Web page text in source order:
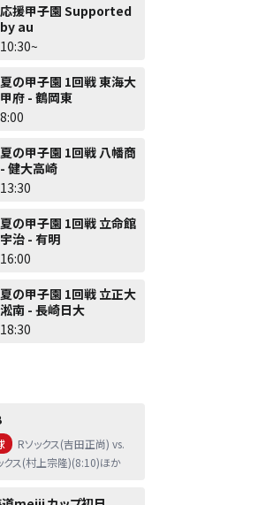
応援甲子園 Supported
by au
10:30~
夏の甲子園 1回戦 東海大
甲府 - 鶴岡東
8:00
夏の甲子園 1回戦 八幡商
- 健大高崎
13:30
夏の甲子園 1回戦 立命館
宇治 - 有明
16:00
夏の甲子園 1回戦 立正大
淞南 - 長崎日大
18:30
Rソックス(吉田正尚) vs.
クス(村上宗隆)(8:10)ほか